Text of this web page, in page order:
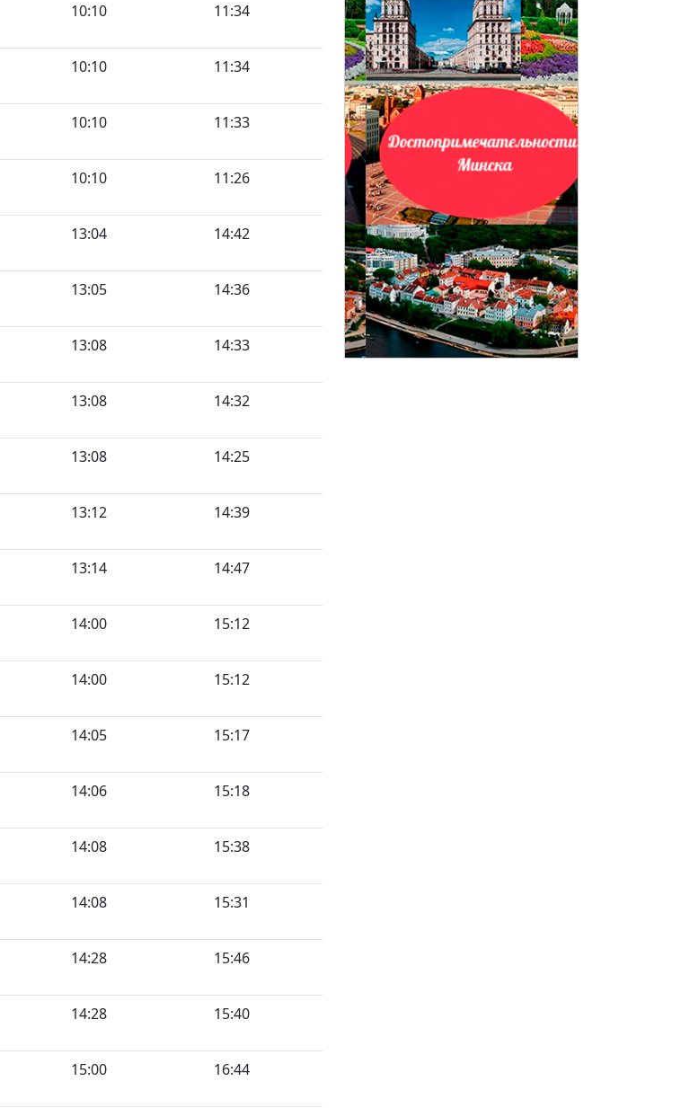
10:10 11:34
10:10 11:34
10:10 11:33
10:10 11:26
13:04 14:42
13:05 14:36
13:08 14:33
13:08 14:32
13:08 14:25
13:12 14:39
13:14 14:47
14:00 15:12
14:00 15:12
14:05 15:17
14:06 15:18
14:08 15:38
14:08 15:31
14:28 15:46
14:28 15:40
15:00 16:44